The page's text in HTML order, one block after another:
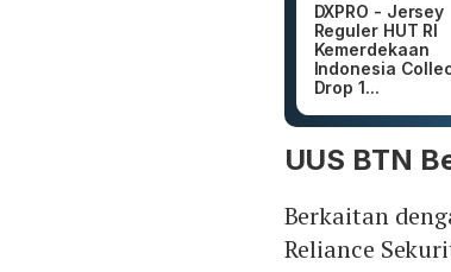
DXPRO - Jersey
Reguler HUT RI
Kemerdekaan
Indonesia
Drop 1...
UUS BTN
Berkaitan
Reliance